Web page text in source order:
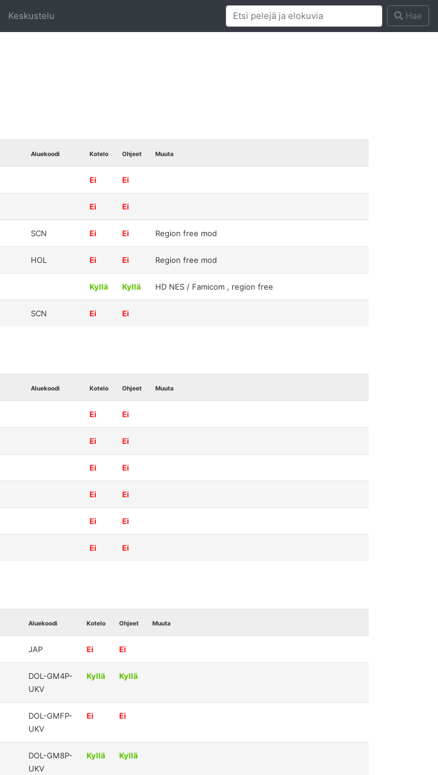
Keskustelu Hae
Aluekoodi Kotelo Ohjeet Muuta
Ei Ei
Ei Ei
SCN Ei Ei Region free mod
HOL Ei Ei Region free mod
Kyllä Kyllä HD NES / Famicom , region free
SCN Ei Ei
Aluekoodi Kotelo Ohjeet Muuta
Ei Ei
Ei Ei
Ei Ei
Ei Ei
Ei Ei
Ei Ei
Aluekoodi Kotelo Ohjeet Muuta
JAP Ei Ei
DOL-GM4P-
UKV
Kyllä Kyllä
DOL-GMFP-
UKV
Ei Ei
DOL-GM8P-
UKV
Kyllä Kyllä